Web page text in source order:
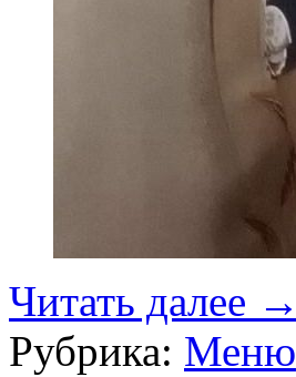
Читать далее →
Рубрика: Меню